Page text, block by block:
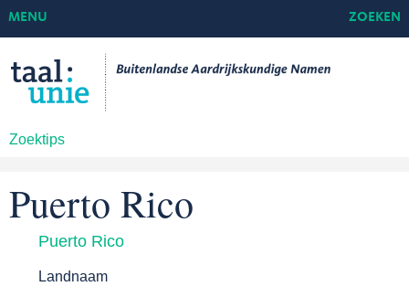
Zoektips
MENU ZOEKEN
Puerto Rico
Puerto Rico
Landnaam